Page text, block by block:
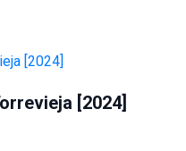
[2024]